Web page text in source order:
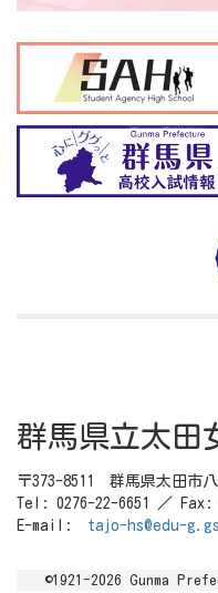
群馬県立太田
〒373-8511 群馬県太田市
Tel: 0276-22-6651 ／ Fax:
E-mail: tajo-hs@edu-
©1921-2026 Gunma